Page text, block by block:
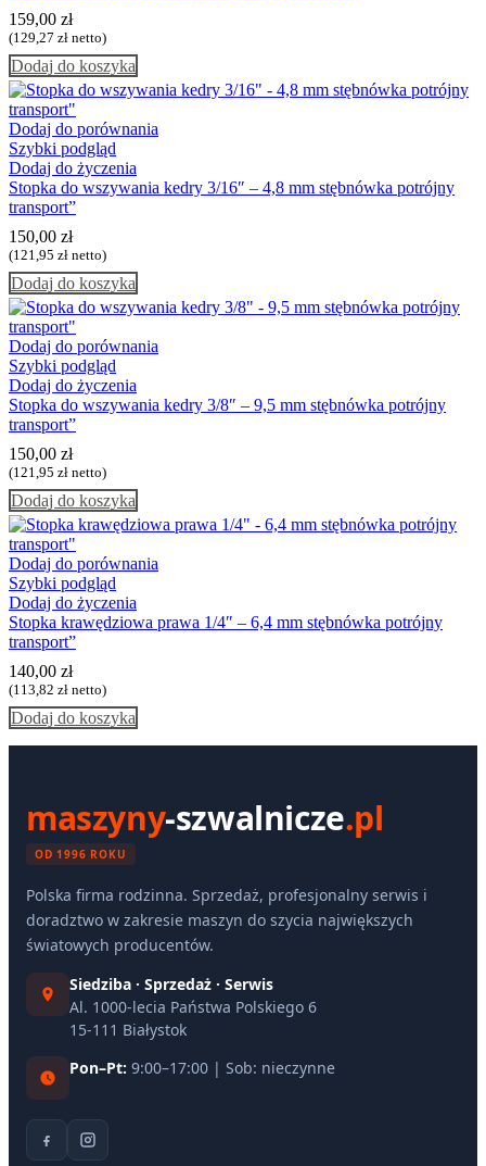
159,00 zł
(129,27 zł netto)
Dodaj do koszyka
Dodaj do porównania
Szybki podgląd
Dodaj do życzenia
Stopka do wszywania kedry 3/16″ – 4,8 mm stębnówka potrójny
transport”
150,00 zł
(121,95 zł netto)
Dodaj do koszyka
Dodaj do porównania
Szybki podgląd
Dodaj do życzenia
Stopka do wszywania kedry 3/8″ – 9,5 mm stębnówka potrójny
transport”
150,00 zł
(121,95 zł netto)
Dodaj do koszyka
Dodaj do porównania
Szybki podgląd
Dodaj do życzenia
Stopka krawędziowa prawa 1/4″ – 6,4 mm stębnówka potrójny
transport”
140,00 zł
(113,82 zł netto)
Dodaj do koszyka
maszyny-szwalnicze.pl
OD 1996 ROKU
Polska firma rodzinna. Sprzedaż, profesjonalny serwis i
doradztwo w zakresie maszyn do szycia największych
światowych producentów.
Siedziba · Sprzedaż · Serwis
Al. 1000-lecia Państwa Polskiego 6
15-111 Białystok
Pon–Pt: 9:00–17:00 | Sob: nieczynne